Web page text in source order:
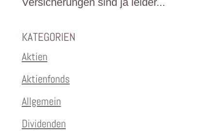
KATEGORIEN
Aktien
Aktienfonds
Allgemein
Dividenden